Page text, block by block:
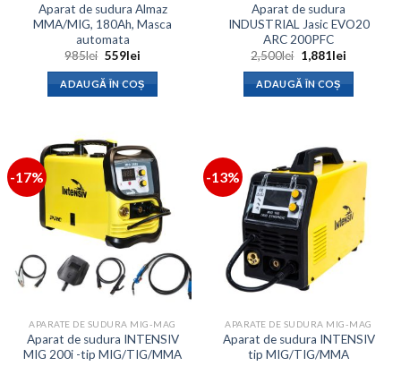
Aparat de sudura Almaz
MMA/MIG, 180Ah, Masca
automata
985lei Prețul
a
fost:
985lei.
559leiPrețul
este:
559lei.
ADAUGĂ ÎN COȘ
Aparat de sudura
INDUSTRIAL Jasic EVO20
ARC 200PFC
2,500lei Prețul
inițial
a
fost:
2,500lei.
1,881leiPrețul
ADAUGĂ ÎN COȘ
-17%
APARATE DE SUDURA MIG-MAG
Aparat de sudura INTENSIV
MIG 200i -tip MIG/TIG/MMA
-13%
APARATE DE SUDURA MIG-MAG
Aparat de sudura INTENSIV
tip MIG/TIG/MMA